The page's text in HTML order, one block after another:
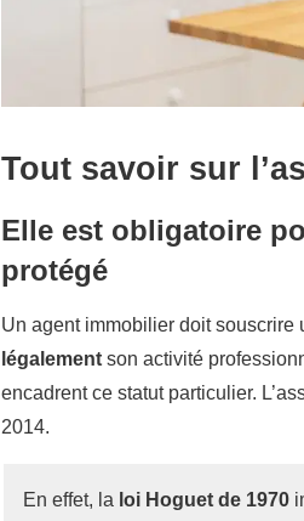
Tout savoir sur
Elle est obligatoire
protégé
Un agent immobilier doit
légalement son activité
encadrent ce statut particulier.
2014.
En effet, la loi Hoguet de 1970